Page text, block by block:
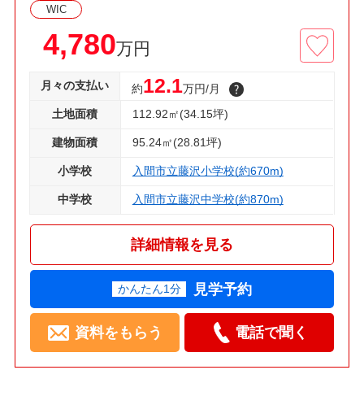
WIC
4,780万円
月々の支払い 約12.1万円/月
土地面積 112.92㎡(34.15坪)
建物面積 95.24㎡(28.81坪)
小学校 入間市立藤沢小学校(約670m)
中学校 入間市立藤沢中学校(約870m)
詳細情報を見る
かんたん1分 見学予約
資料をもらう 電話で聞く